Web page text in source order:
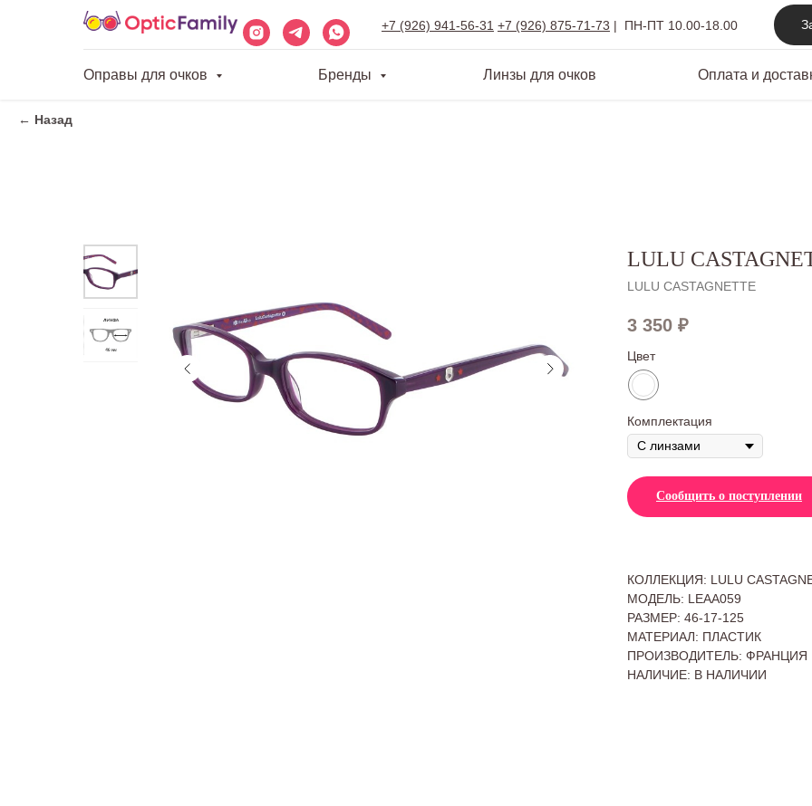
+7 (926) 941-56-31 +7 (926) 875-71-73 | ПН-ПТ 10.00-18.00
Оправы для очков Бренды Линзы для очков Оплата и
← Назад
LULU
LULU CASTAGNETTE
3 350 ₽
Цвет
Комплектация
Сообщить о поступлении
КОЛЛЕКЦИЯ: LULU
МОДЕЛЬ: LEAA059
РАЗМЕР: 46-17-125
МАТЕРИАЛ: ПЛАСТИК
ПРОИЗВОДИТЕЛЬ: ФРАНЦИЯ
НАЛИЧИЕ: В НАЛИЧИИ